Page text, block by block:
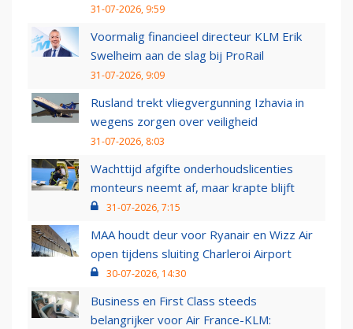
31-07-2026, 9:59
Voormalig financieel directeur KLM Erik
Swelheim aan de slag bij ProRail
31-07-2026, 9:09
Rusland trekt vliegvergunning Izhavia in
wegens zorgen over veiligheid
31-07-2026, 8:03
Wachttijd afgifte onderhoudslicenties
monteurs neemt af, maar krapte blijft
31-07-2026, 7:15
MAA houdt deur voor Ryanair en Wizz Air
open tijdens sluiting Charleroi Airport
30-07-2026, 14:30
Business en First Class steeds
belangrijker voor Air France-KLM: